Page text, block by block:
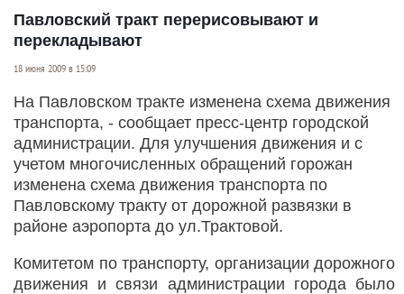
Павловский тракт перерисовывают и
перекладывают
18 июня 2009 в 15:09
На Павловском тракте изменена схема движения
транспорта, - сообщает пресс-центр городской
администрации. Для улучшения движения и с
учетом многочисленных обращений горожан
изменена схема движения транспорта по
Павловскому тракту от дорожной развязки в
районе аэропорта до ул.Трактовой.
Комитетом по транспорту, организации дорожного
движения и связи администрации города было